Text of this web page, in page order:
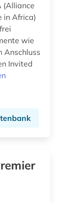
(Alliance
in Africa)
wie
Anschluss
Invited